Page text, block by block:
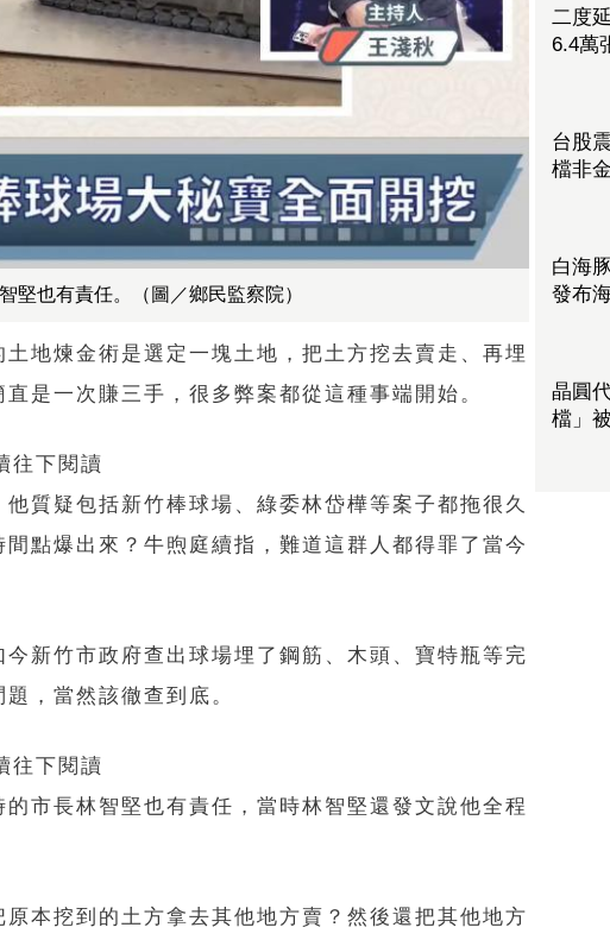
堅也有責任。（圖／鄉民監察院）
地煉金術是選定一塊土地，把土方挖去賣走、再埋
是一次賺三手，很多弊案都從這種事端開始。
往下閱讀
質疑包括新竹棒球場、綠委林岱樺等案子都拖很久
點爆出來？牛煦庭續指，難道這群人都得罪了當今
新竹市政府查出球場埋了鋼筋、木頭、寶特瓶等完
，當然該徹查到底。
往下閱讀
市長林智堅也有責任，當時林智堅還發文說他全程
本挖到的土方拿去其他地方賣？然後還把其他地方
前7
元逾
EPS
獲利